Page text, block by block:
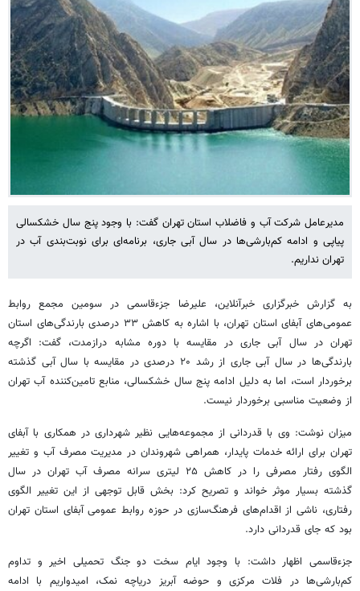
مدیرعامل شرکت آب و فاضلاب استان تهران گفت: با وجود پنج سال خشکسالی
پیاپی و ادامه کم‌بارشی‌ها در سال آبی جاری، برنامه‌ای برای نوبت‌بندی آب در
تهران نداریم.
به گزارش خبرگزاری خبرآنلاین، علیرضا جزءقاسمی در سومین مجمع روابط
عمومی‌های آبفای استان تهران، با اشاره به کاهش ۳۳ درصدی بارندگی‌های استان
تهران در سال آبی جاری در مقایسه با دوره مشابه درازمدت، گفت: اگرچه
بارندگی‌ها در سال آبی جاری از رشد ۲۰ درصدی در مقایسه با سال آبی گذشته
برخوردار است، اما به دلیل ادامه پنج سال خشکسالی، منابع تامین‌کننده آب تهران
از وضعیت مناسبی برخوردار نیست.
میزان نوشت: وی با قدردانی از مجموعه‌هایی نظیر شهرداری در همکاری با آبفای
تهران برای ارائه خدمات پایدار، همراهی شهروندان در مدیریت مصرف آب و تغییر
الگوی رفتار مصرفی را در کاهش ۲۵ لیتری سرانه مصرف آب تهران در سال
گذشته بسیار موثر خواند و تصریح کرد: بخش قابل توجهی از این تغییر الگوی
رفتاری، ناشی از اقدام‌های فرهنگ‌سازی در حوزه روابط عمومی آبفای استان تهران
بود که جای قدردانی دارد.
جزءقاسمی اظهار داشت: با وجود ایام سخت دو جنگ تحمیلی اخیر و تداوم
کم‌بارشی‌ها در فلات مرکزی و حوضه آبریز دریاچه نمک، امیدواریم با ادامه